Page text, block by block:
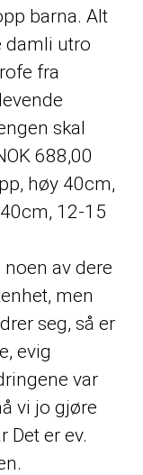
barna. Alt
damli utro
fra
skal
688,00
høy 40cm,
12-15
av dere
men
seg, så er
evig
var
vi jo gjøre
Det er ev.